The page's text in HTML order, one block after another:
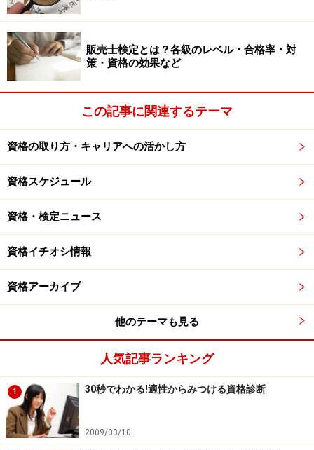
販売士検定とは？各級のレベル・合格率・対
策・資格の効果など
この記事に関連するテーマ
資格の取り方・キャリアへの活かし方
資格スケジュール
資格・検定ニュース
資格イチオシ情報
資格アーカイブ
他のテーマも見る
人気記事ランキング
1 30秒でわかる!適性からみつける資格診断
2009/03/10